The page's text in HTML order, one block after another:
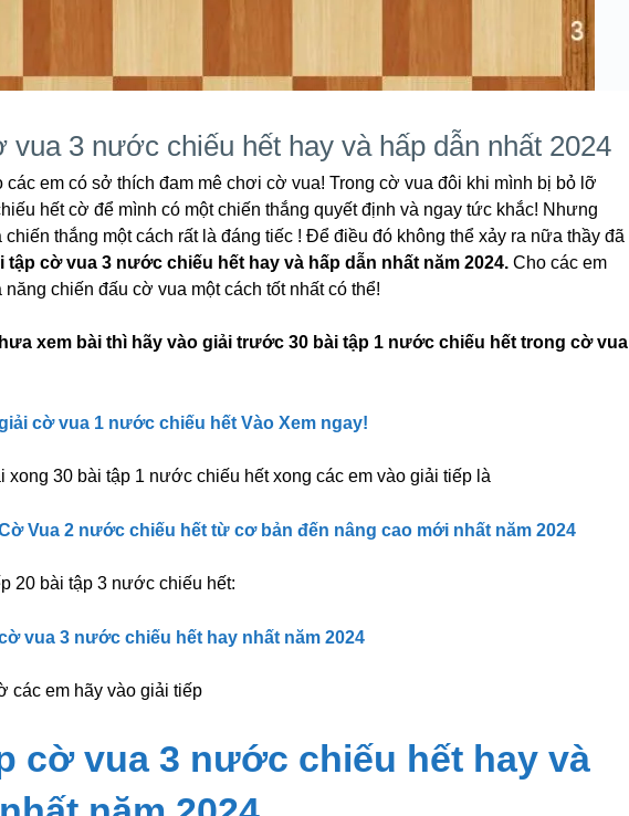
vua 3 nước chiếu hết hay và hấp dẫn nhất 2024
các em có sở thích đam mê chơi cờ vua! Trong cờ vua đôi khi mình bị bỏ lỡ
hết cờ để mình có một chiến thắng quyết định và ngay tức khắc! Nhưng
chiến thắng một cách rất là đáng tiếc ! Để điều đó không thể xảy ra nữa thầy đã
tập cờ vua 3 nước chiếu hết hay và hấp dẫn nhất năm 2024.Cho các em
chiến đấu cờ vua một cách tốt nhất có thể!
xem bài thì hãy vào giải trước 30 bài tập 1 nước chiếu hết trong cờ vua
cờ vua 1 nước chiếu hết Vào Xem ngay!
xong 30 bài tập 1 nước chiếu hết xong các em vào giải tiếp là
Vua 2 nước chiếu hết từ cơ bản đến nâng cao mới nhất năm 2024
20 bài tập 3 nước chiếu hết:
vua 3 nước chiếu hết hay nhất năm 2024
các em hãy vào giải tiếp
cờ vua 3 nước chiếu hết hay và